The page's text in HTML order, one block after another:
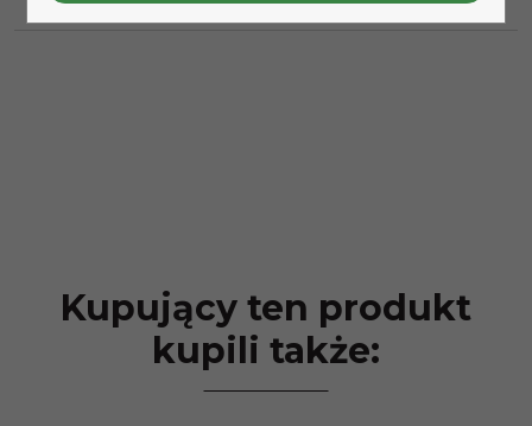
Kupujący ten produkt
kupili także: